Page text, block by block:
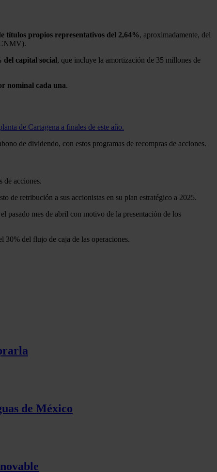
títulos propios representativos del 2,64%, aproximadamente, del
del capital social, que incluye la amortización de 35 millones de
nominal cada una.
de Cartagena a finales de este año.
de dividendo, con estos programas de recompras de acciones.
de acciones.
de retribución a sus accionistas en su plan estratégico a 2025.
pasado mes de abril con motivo de la presentación de los
30% del flujo de caja de las operaciones.
de México